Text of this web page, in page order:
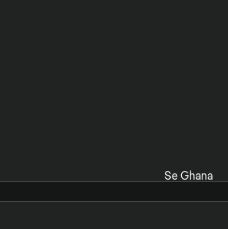
Se Ghana